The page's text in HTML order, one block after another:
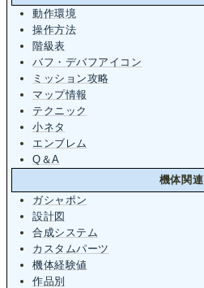
動作環境
操作方法
階級表
バフ・デバフアイコン
ミッション攻略
マップ情報
テクニック
小ネタ
エンブレム
Q＆A
機体関連
ガシャポン
設計図
合成システム
カスタムパーツ
機体経験値
作品別